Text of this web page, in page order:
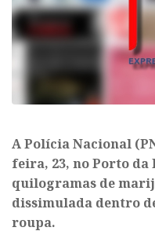
A Polícia Nacional
feira, 23, no Porto da
quilogramas de
dissimulada dentro
roupa.